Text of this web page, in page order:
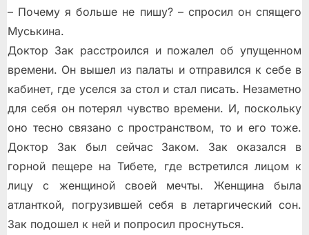
– Почему я больше не пишу? – спросил он спящего
Муськина.
Доктор Зак расстроился и пожалел об упущенном
времени. Он вышел из палаты и отправился к себе в
кабинет, где уселся за стол и стал писать. Незаметно
для себя он потерял чувство времени. И, поскольку
оно тесно связано с пространством, то и его тоже.
Доктор Зак был сейчас Заком. Зак оказался в
горной пещере на Тибете, где встретился лицом к
лицу с женщиной своей мечты. Женщина была
атланткой, погрузившей себя в летаргический сон.
Зак подошeл к ней и попросил проснуться.